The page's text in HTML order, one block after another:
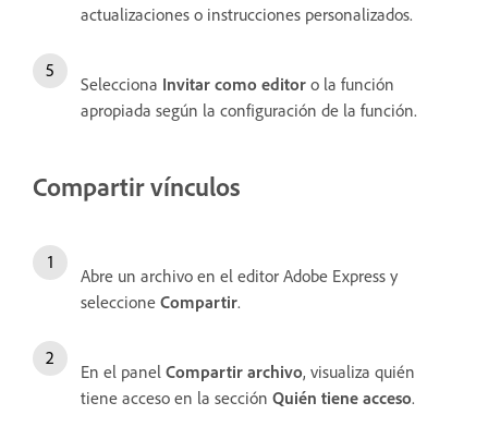
actualizaciones o instrucciones personalizados.
Selecciona Invitar como editor o la función
apropiada según la configuración de la función.
Compartir vínculos
Abre un archivo en el editor Adobe Express y
seleccione Compartir.
En el panel Compartir archivo, visualiza quién
tiene acceso en la sección Quién tiene acceso.